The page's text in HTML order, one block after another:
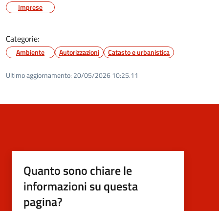
Imprese
Categorie:
Ambiente Autorizzazioni Catasto e urbanistica
Ultimo aggiornamento: 20/05/2026 10:25.11
Quanto sono chiare le
informazioni su questa
pagina?